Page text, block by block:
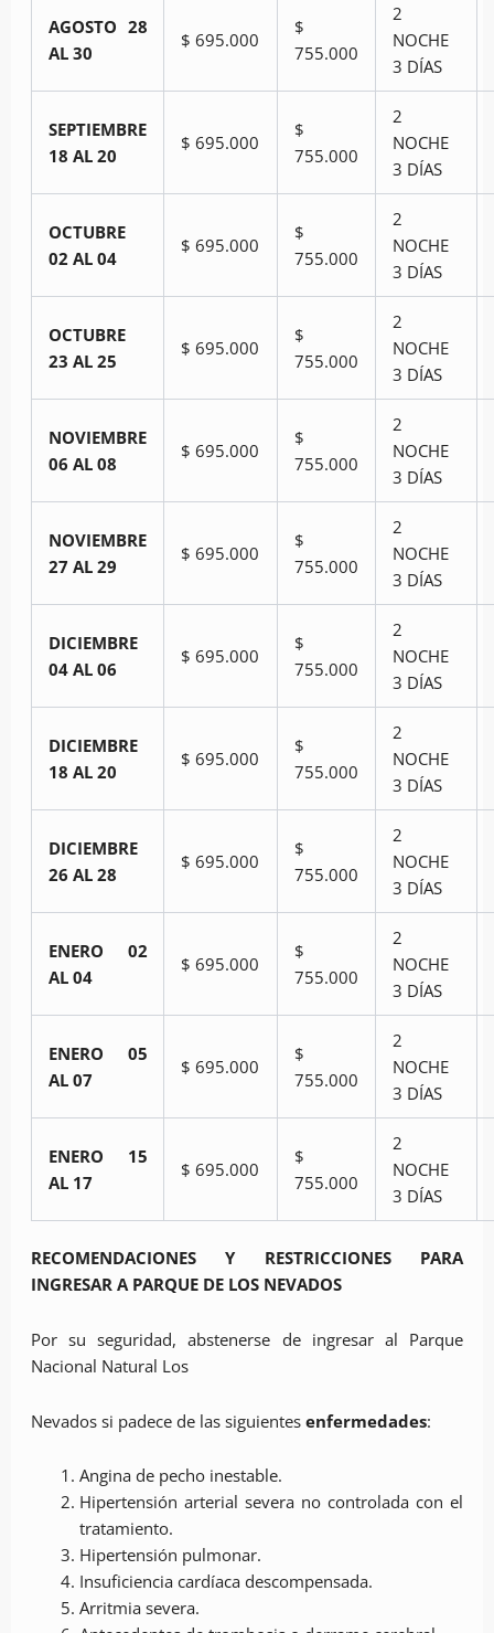
AGOSTO 28
AL 30
$ 695.000
$
755.000
2
NOCHE
3 DÍAS
SEPTIEMBRE
18 AL 20
$ 695.000
$
755.000
2
NOCHE
3 DÍAS
OCTUBRE
02 AL 04
$ 695.000
$
755.000
2
NOCHE
3 DÍAS
OCTUBRE
23 AL 25
$ 695.000
$
755.000
2
NOCHE
3 DÍAS
NOVIEMBRE
06 AL 08
$ 695.000
$
755.000
2
NOCHE
3 DÍAS
NOVIEMBRE
27 AL 29
$ 695.000
$
755.000
2
NOCHE
3 DÍAS
DICIEMBRE
04 AL 06
$ 695.000
$
755.000
2
NOCHE
3 DÍAS
DICIEMBRE
18 AL 20
$ 695.000
$
755.000
2
NOCHE
3 DÍAS
DICIEMBRE
26 AL 28
$ 695.000
$
755.000
2
NOCHE
3 DÍAS
ENERO 02
AL 04
$ 695.000
$
755.000
2
NOCHE
3 DÍAS
ENERO 05
AL 07
$ 695.000
$
755.000
2
NOCHE
3 DÍAS
ENERO 15
AL 17
$ 695.000
$
755.000
2
NOCHE
3 DÍAS
RECOMENDACIONES Y RESTRICCIONESPARA
INGRESAR A PARQUE DE LOS NEVADOS
Por su seguridad, abstenerse de ingresar al Parque
Nacional Natural Los
Nevados si padece de las siguientesenfermedades:
Angina de pecho inestable.
Hipertensión arterial severa no controlada con el
tratamiento.
Hipertensión pulmonar.
Insuficiencia cardíaca descompensada.
Arritmia severa.